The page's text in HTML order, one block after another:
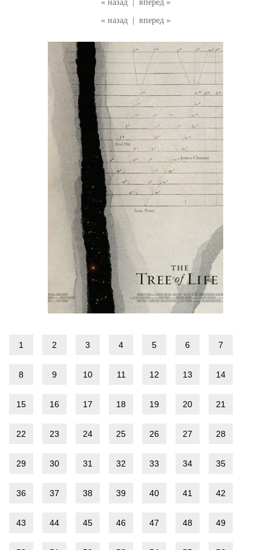
« назад
вперед »
« назад
вперед »
1 2 3 4 5 6 7
8 9 10 11 12 13 14
15 16 17 18 19 20 21
22 23 24 25 26 27 28
29 30 31 32 33 34 35
36 37 38 39 40 41 42
43 44 45 46 47 48 49